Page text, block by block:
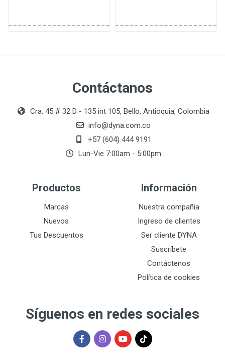
Contáctanos
Cra. 45 # 32 D - 135 int 105, Bello, Antioquia, Colombia
info@dyna.com.co
+57 (604) 444 9191
Lun-Vie 7:00am - 5:00pm
Productos
Marcas
Nuevos
Tus Descuentos
Información
Nuestra compañia
Ingreso de clientes
Ser cliente DYNA
Suscríbete
Contáctenos
Política de cookies
Síguenos en redes sociales